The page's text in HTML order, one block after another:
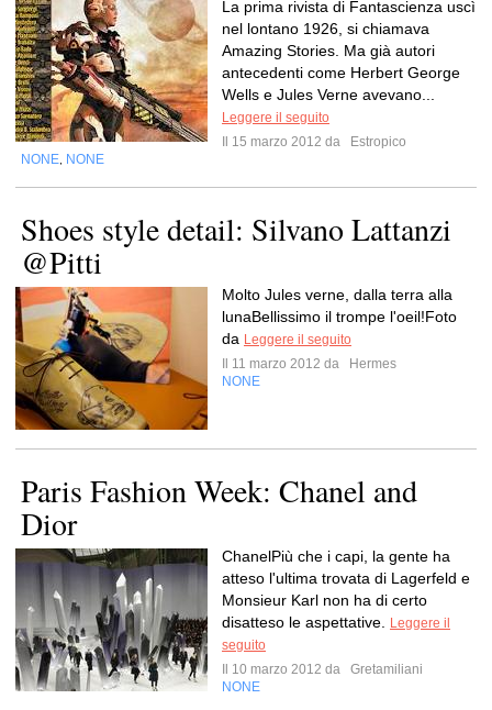
La prima rivista di Fantascienza uscì
nel lontano 1926, si chiamava
Amazing Stories. Ma già autori
antecedenti come Herbert George
Wells e Jules Verne avevano...
Leggere il seguito
Il 15 marzo 2012 da
Estropico
NONE NONE
Shoes style detail: Silvano Lattanzi
@Pitti
Molto Jules verne, dalla terra alla
lunaBellissimo il trompe l'oeil!Foto
da Leggere il seguito
Il 11 marzo 2012 da
Hermes
NONE
Paris Fashion Week: Chanel and
Dior
ChanelPiù che i capi, la gente ha
atteso l'ultima trovata di Lagerfeld e
Monsieur Karl non ha di certo
disatteso le aspettative.
Leggere il
seguito
Il 10 marzo 2012 da
Gretamiliani
NONE